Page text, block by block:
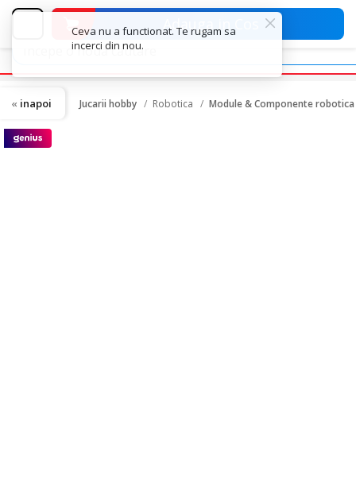
Adauga in Cos
Jucarii hobby Robotica Module & Componente robotica
inapoi